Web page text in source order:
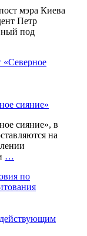
мэра Киева
Петр
под
сияние»
сияние», в
на
…